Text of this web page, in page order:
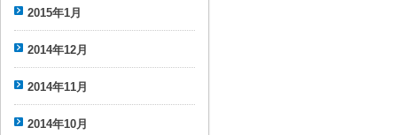
2015年1月
2014年12月
2014年11月
2014年10月